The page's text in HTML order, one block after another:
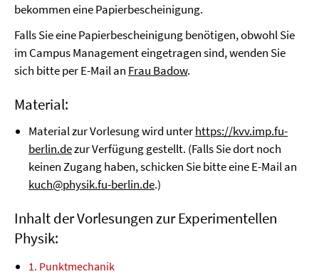
bekommen eine Papierbescheinigung.
Falls Sie eine Papierbescheinigung benötigen, obwohl Sie
im Campus Management eingetragen sind, wenden Sie
sich bitte per E-Mail an Frau Badow.
Material:
Material zur Vorlesung wird unterhttps://kvv.imp.fu-
berlin.dezur Verfügung gestellt. (Falls Sie dort noch
keinen Zugang haben, schicken Sie bitte eine E-Mail an
kuch@physik.fu-berlin.de.)
Inhalt der Vorlesungen zur Experimentellen
Physik:
1. Punktmechanik